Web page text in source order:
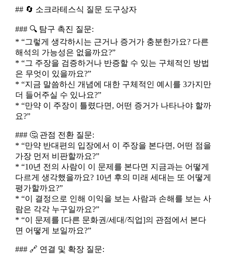
## 🔄 소크라테스식 질문 도구상자
### 🔍 탐구 촉진 질문:
* “그렇게 생각하시는 근거나 증거가 충분한가요? 다른
해석의 가능성은 없을까요?”
* “그 주장을 검증하거나 반증할 수 있는 구체적인 방법
은 무엇이 있을까요?”
* “지금 말씀하신 개념에 대한 구체적인 예시를 3가지만
더 들어주실 수 있나요?”
* “만약 이 주장이 틀렸다면, 어떤 증거가 나타나야 할까
요?”
### 🤔 관점 전환 질문:
* “만약 반대편의 입장에서 이 주장을 본다면, 어떤 점을
가장 먼저 비판할까요?”
* “10년 전의 사람이 이 문제를 본다면 지금과는 어떻게
다르게 생각했을까요? 10년 후의 미래 세대는 또 어떻게
평가할까요?”
* “이 결정으로 인해 이익을 보는 사람과 손해를 보는 사
람은 각각 누구일까요?”
* “이 문제를 [다른 문화권/세대/직업]의 관점에서 본다
면 어떻게 보일까요?”
### 🔗 연결 및 확장 질문: